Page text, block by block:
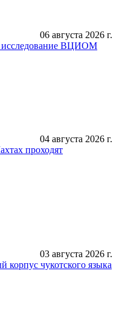
06 августа 2026 г.
исследование ВЦИОМ
04 августа 2026 г.
проходят
03 августа 2026 г.
корпус чукотского языка